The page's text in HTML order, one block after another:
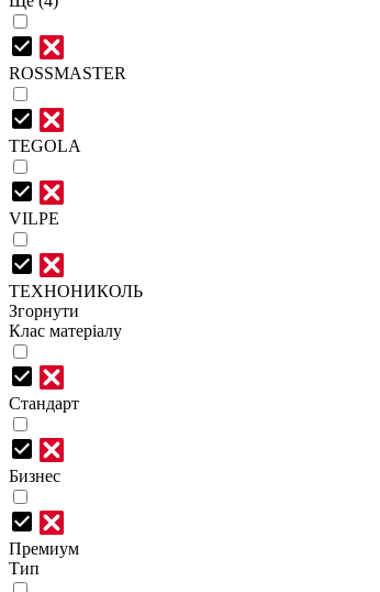
ROSSMASTER
TEGOLA
VILPE
ТЕХНОНИКОЛЬ
Згорнути
Клас матеріалу
Стандарт
Бизнес
Премиум
Тип